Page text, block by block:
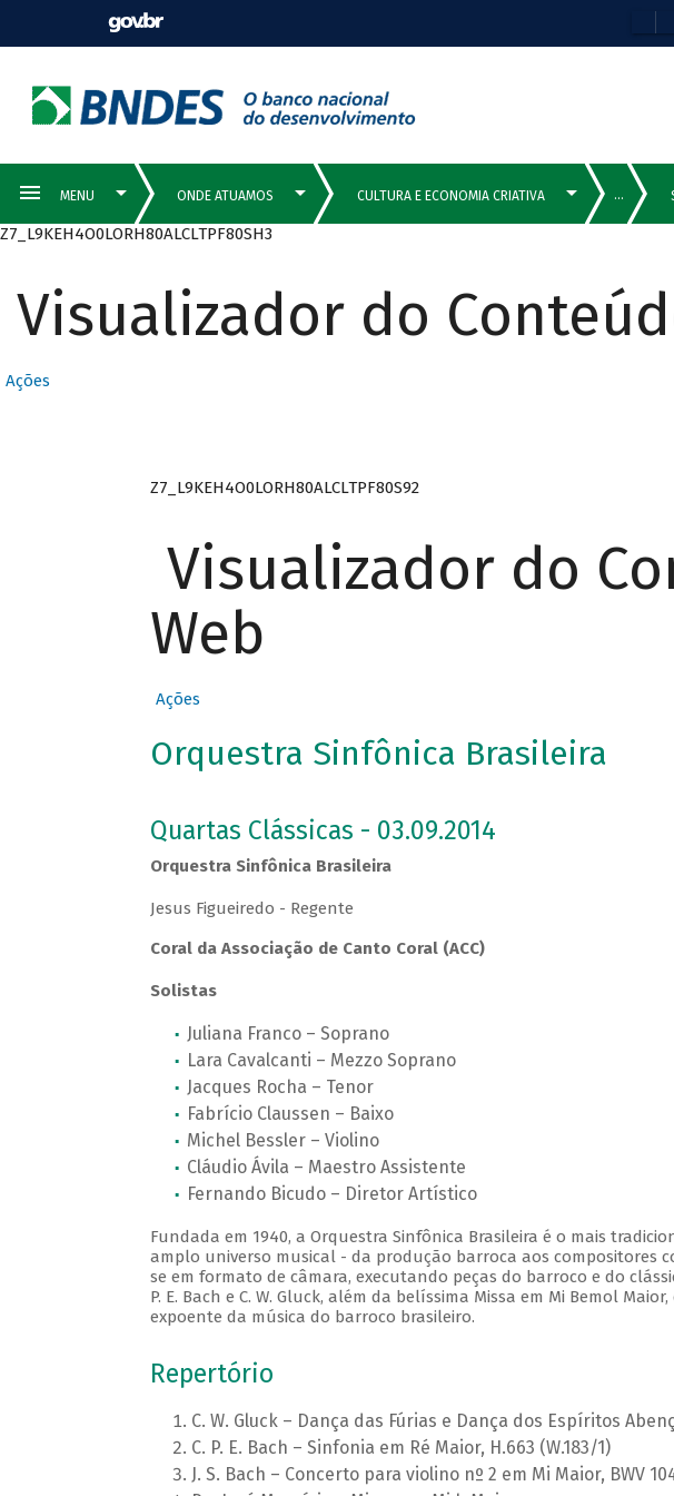
Z7_L9KEH4O0LORH80ALCLTPF80SH3
Visualizador do
Ações
Z7_L9KEH4O0LORH80ALCLTPF80S92
Visualizador do
Web
Ações
Orquestra Sinfônica Brasileira
Quartas Clássicas - 03.09.2014
Orquestra Sinfônica Brasileira
Jesus Figueiredo - Regente
Coral da Associação de Canto Coral (ACC)
Solistas
Juliana Franco – Soprano
Lara Cavalcanti – Mezzo Soprano
Jacques Rocha – Tenor
Fabrício Claussen – Baixo
Michel Bessler – Violino
Cláudio Ávila – Maestro Assistente
Fernando Bicudo – Diretor Artístico
Fundada em 1940, a Orquestra Sinfônica Brasileira é o mais
amplo universo musical - da produção barroca aos compositores
se em formato de câmara, executando peças do barroco e do
P. E. Bach e C. W. Gluck, além da belíssima Missa em Mi Bemol
expoente da música do barroco brasileiro.
Repertório
C. W. Gluck – Dança das Fúrias e Dança dos Espíritos
C. P. E. Bach – Sinfonia em Ré Maior, H.663 (W.183/1)
J. S. Bach – Concerto para violino nº 2 em Mi Maior, BWV